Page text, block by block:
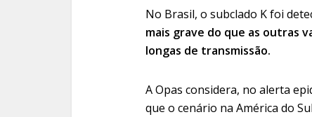
No Brasil, o subclado K foi
mais grave do que as outras
longas de transmissão.
A Opas considera, no alerta
que o cenário na América do